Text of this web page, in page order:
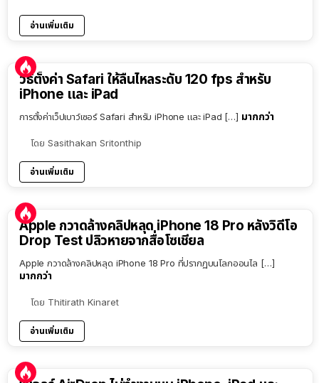
อ่านเพิ่มเติม
วิธีตั้งค่า Safari ให้ลื่นไหลระดับ 120 fps สำหรับ
iPhone และ iPad
การตั้งค่าเว็ปเบาว์เซอร์ Safari สำหรับ iPhone และ iPad […] มากกว่า
โดย Sasithakan Sritonthip
อ่านเพิ่มเติม
Apple กวาดล้างคลิปหลุด iPhone 18 Pro หลังวิดีโอ
Drop Test ปลิวหายจากสื่อโซเชียล
Apple กวาดล้างคลิปหลุด iPhone 18 Pro ที่ปรากฏบนโลกออนไล […]
มากกว่า
โดย Thitirath Kinaret
อ่านเพิ่มเติม